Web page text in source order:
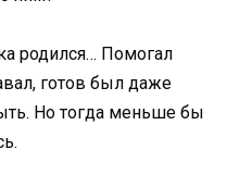
родился… Помогал
готов был даже
Но тогда меньше бы